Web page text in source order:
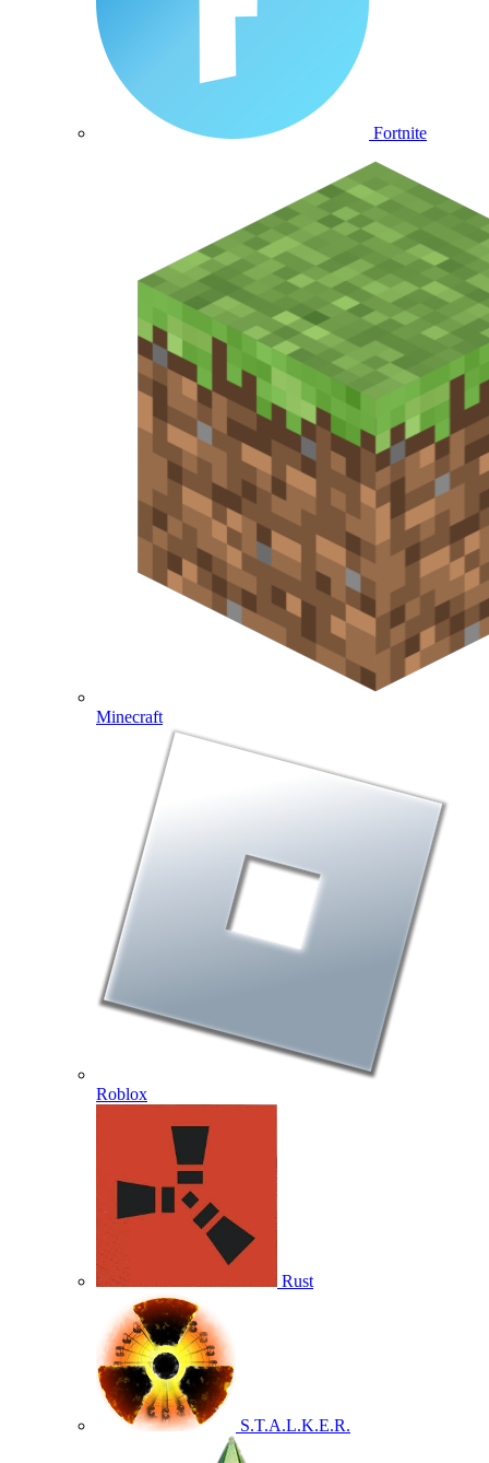
Fortnite
Minecraft
Roblox
Rust
S.T.A.L.K.E.R.